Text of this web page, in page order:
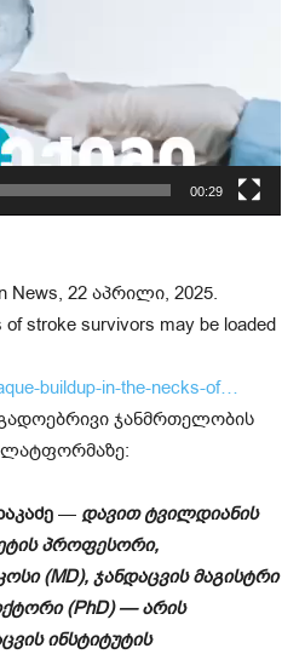
00:29
News, 22 აპრილი, 2025.
of stroke survivors may be loaded
buildup-in-the-necks-of…
ჯანმრთელობის
— დავით ტვილდიანის
პროფესორი,
(MD), ჯანდაცვის მაგისტრი
(PhD) — არის
ინსტიტუტის